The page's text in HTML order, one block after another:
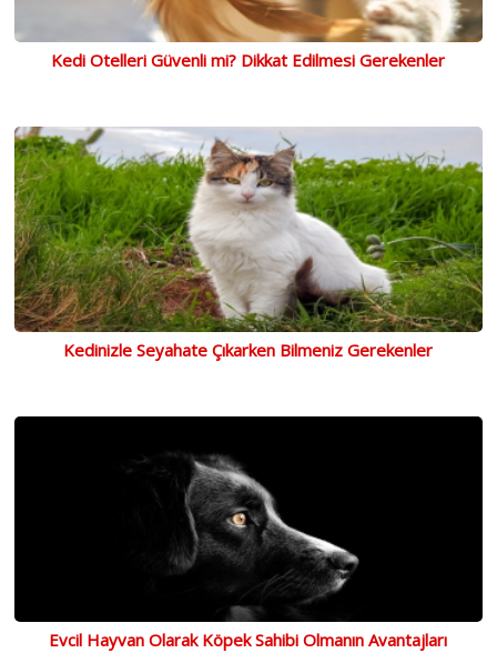
Kedi Otelleri Güvenli mi? Dikkat Edilmesi Gerekenler
Kedinizle Seyahate Çıkarken Bilmeniz Gerekenler
Evcil Hayvan Olarak Köpek Sahibi Olmanın Avantajları